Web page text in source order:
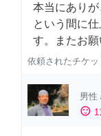
本当にあり
という間に
す。またお
依頼されたチケッ
男性
sentiment_satisfied